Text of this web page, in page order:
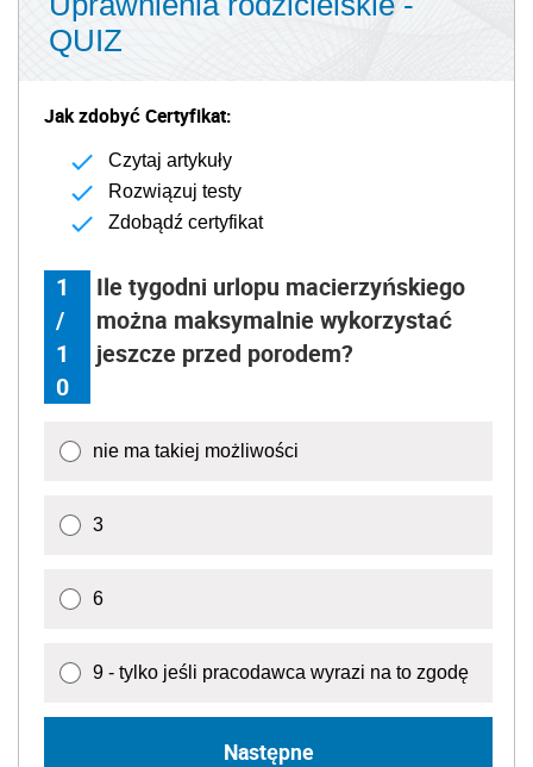
QUIZ
Jak zdobyć Certyfikat:
Czytaj artykuły
Rozwiązuj testy
Zdobądź certyfikat
1
/
1
0
Ile tygodni urlopu macierzyńskiego
można maksymalnie wykorzystać
jeszcze przed porodem?
nie ma takiej możliwości
3
6
9 - tylko jeśli pracodawca wyrazi na to zgodę
Następne